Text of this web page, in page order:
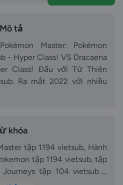
Mô tả
Master: Pokémon
- Hyper Class! VS Dracaena
Class! Đấu với Tứ Thiên
Ra mắt 2022 với nhiều
khóa
tập 1194 vietsub, Hành
tập 1194 vietsub, tập
Journeys tập 104 vietsub -